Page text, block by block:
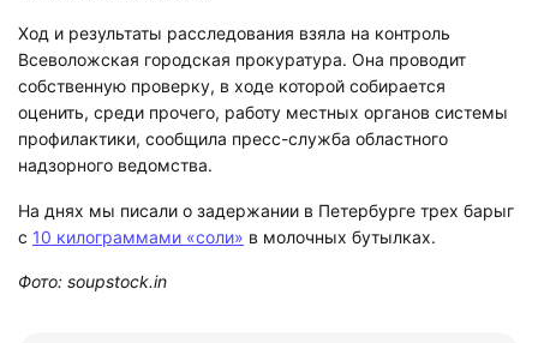
Ход и результаты расследования взяла на контроль
Всеволожская городская прокуратура. Она проводит
собственную проверку, в ходе которой собирается
оценить, среди прочего, работу местных органов системы
профилактики, сообщила пресс-служба областного
надзорного ведомства.
На днях мы писали о задержании в Петербурге трех барыг
с 10 килограммами «соли» в молочных бутылках.
Фото: soupstock.in